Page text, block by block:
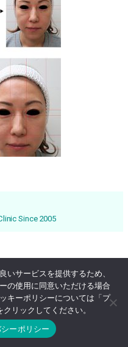
03-3569-1233
Since 2005
いサービスを提供するため、
の使用に同意いただける場合
キーポリシーについては「プ
リックしてください。
ーポリシー